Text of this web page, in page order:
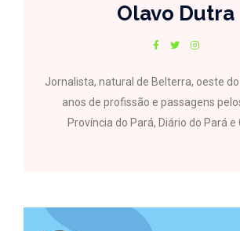
Olavo Dutra
Jornalista, natural de Belterra, oeste
anos de profissão e passagens
Província do Pará, Diário do Pará e